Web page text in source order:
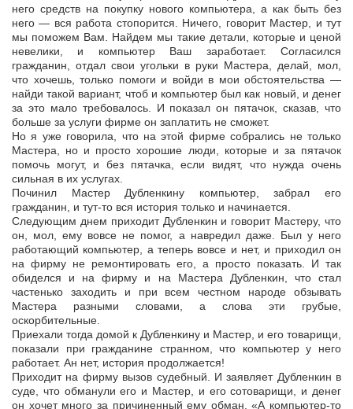
него средств на покупку нового компьютера, а как быть без
него — вся работа стопорится. Ничего, говорит Мастер, и тут
мы поможем Вам. Найдем мы такие детали, которые и ценой
невелики, и компьютер Ваш заработает. Согласился
гражданин, отдал свои угольки в руки Мастера, делай, мол,
что хочешь, только помоги и войди в мои обстоятельства —
найди такой вариант, чтоб и компьютер был как новый, и денег
за это мало требовалось. И показал он пятачок, сказав, что
больше за услуги фирме он заплатить не сможет.
Но я уже говорила, что на этой фирме собрались не только
Мастера, но и просто хорошие люди, которые и за пятачок
помочь могут, и без пятачка, если видят, что нужда очень
сильная в их услугах.
Починил Мастер Дубленкину компьютер, забрал его
гражданин, и тут-то вся история только и начинается.
Следующим днем приходит Дубленкин и говорит Мастеру, что
он, мол, ему вовсе не помог, а навредил даже. Был у него
работающий компьютер, а теперь вовсе и нет, и приходил он
на фирму не ремонтировать его, а просто показать. И так
обиделся и на фирму и на Мастера Дубленкин, что стал
частенько заходить и при всем честном народе обзывать
Мастера разными словами, а слова эти грубые,
оскорбительные.
Приехали тогда домой к Дубленкину и Мастер, и его товарищи,
показали при гражданине странном, что компьютер у него
работает. Ан нет, история продолжается!
Приходит на фирму вызов судебный. И заявляет Дубленкин в
суде, что обманули его и Мастер, и его сотоварищи, и денег
он хочет много за причиненный ему обман. «А компьютер-то